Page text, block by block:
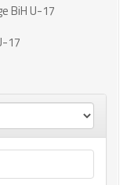
BiH U-17
17